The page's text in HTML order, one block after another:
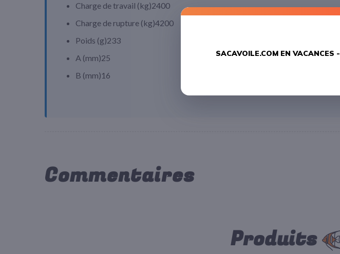
Charge de travail (kg)2400
Charge de rupture (kg)4200
Poids (g)233
A (mm)25
B (mm)16
Commentaires
Produits
SACAVOILE.COM EN VACANCES -